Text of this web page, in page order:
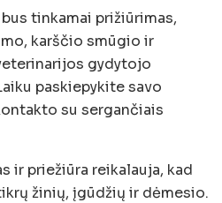
tinkamai prižiūrimas,
karščio smūgio ir
gydytojo
paskiepykite savo
su sergančiais
ir priežiūra reikalauja, kad
žinių, įgūdžių ir dėmesio.